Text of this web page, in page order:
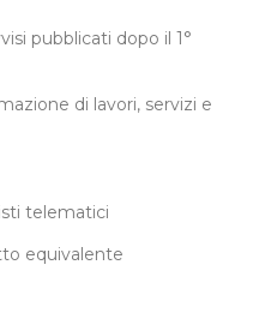
pubblicati dopo il 1°
di lavori, servizi e
telematici
equivalente